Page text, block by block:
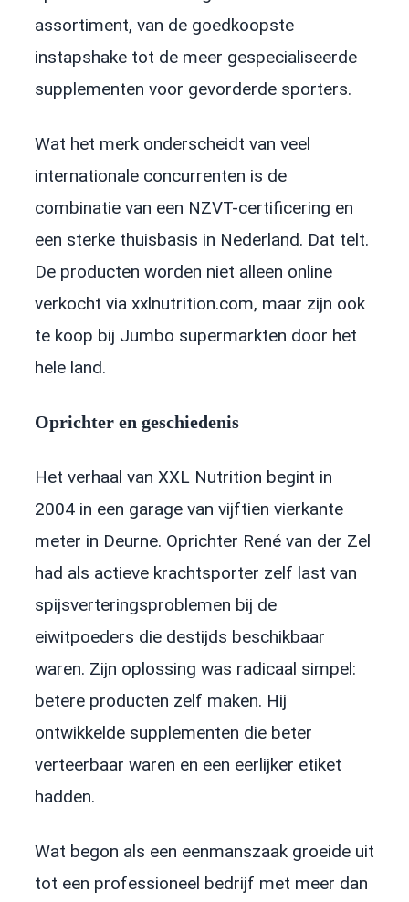
assortiment, van de goedkoopste
instapshake tot de meer gespecialiseerde
supplementen voor gevorderde sporters.
Wat het merk onderscheidt van veel
internationale concurrenten is de
combinatie van een NZVT-certificering en
een sterke thuisbasis in Nederland. Dat telt.
De producten worden niet alleen online
verkocht via xxlnutrition.com, maar zijn ook
te koop bij Jumbo supermarkten door het
hele land.
Oprichter en geschiedenis
Het verhaal van XXL Nutrition begint in
2004 in een garage van vijftien vierkante
meter in Deurne. Oprichter René van der Zel
had als actieve krachtsporter zelf last van
spijsverteringsproblemen bij de
eiwitpoeders die destijds beschikbaar
waren. Zijn oplossing was radicaal simpel:
betere producten zelf maken. Hij
ontwikkelde supplementen die beter
verteerbaar waren en een eerlijker etiket
hadden.
Wat begon als een eenmanszaak groeide uit
tot een professioneel bedrijf met meer dan